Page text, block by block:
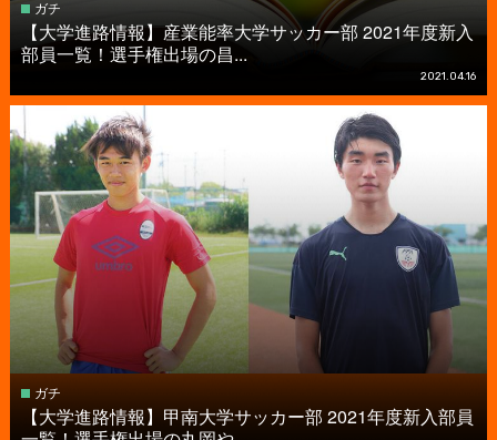
ガチ
【大学進路情報】産業能率大学サッカー部 2021年度新入
部員一覧！選手権出場の昌...
2021.04.16
ガチ
【大学進路情報】甲南大学サッカー部 2021年度新入部員